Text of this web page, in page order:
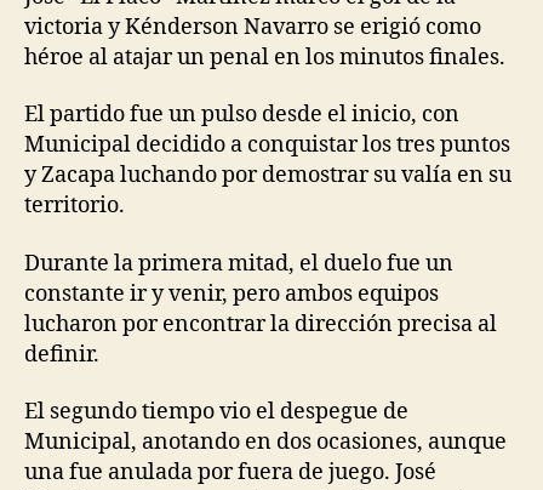
victoria y Kénderson Navarro se erigió como
héroe al atajar un penal en los minutos finales.
El partido fue un pulso desde el inicio, con
Municipal decidido a conquistar los tres puntos
y Zacapa luchando por demostrar su valía en su
territorio.
Durante la primera mitad, el duelo fue un
constante ir y venir, pero ambos equipos
lucharon por encontrar la dirección precisa al
definir.
El segundo tiempo vio el despegue de
Municipal, anotando en dos ocasiones, aunque
una fue anulada por fuera de juego. José